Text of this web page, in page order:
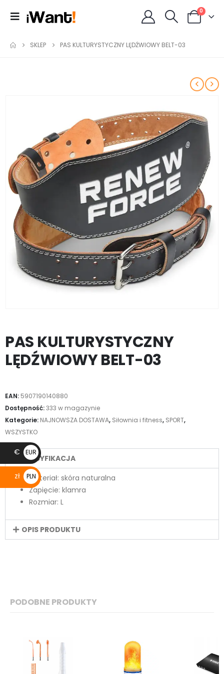
0
SKLEP PAS KULTURYSTYCZNY LĘDŹWIOWY BELT-03
PAS KULTURYSTYCZNY
LĘDŹWIOWY BELT-03
EAN: 5907190140880
Dostępność:333 w magazynie
Kategorie: NAJNOWSZA DOSTAWA, Siłownia i fitness, SPORT,
WSZYSTKO
SPECYFIKACJA
Materiał: skóra naturalna
Zapięcie: klamra
Rozmiar: L
OPIS PRODUKTU
PODOBNE PRODUKTY
€
EUR
€
zł
PLN
zł